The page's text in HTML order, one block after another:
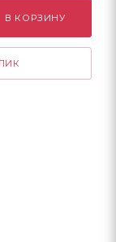
В КОРЗИНУ